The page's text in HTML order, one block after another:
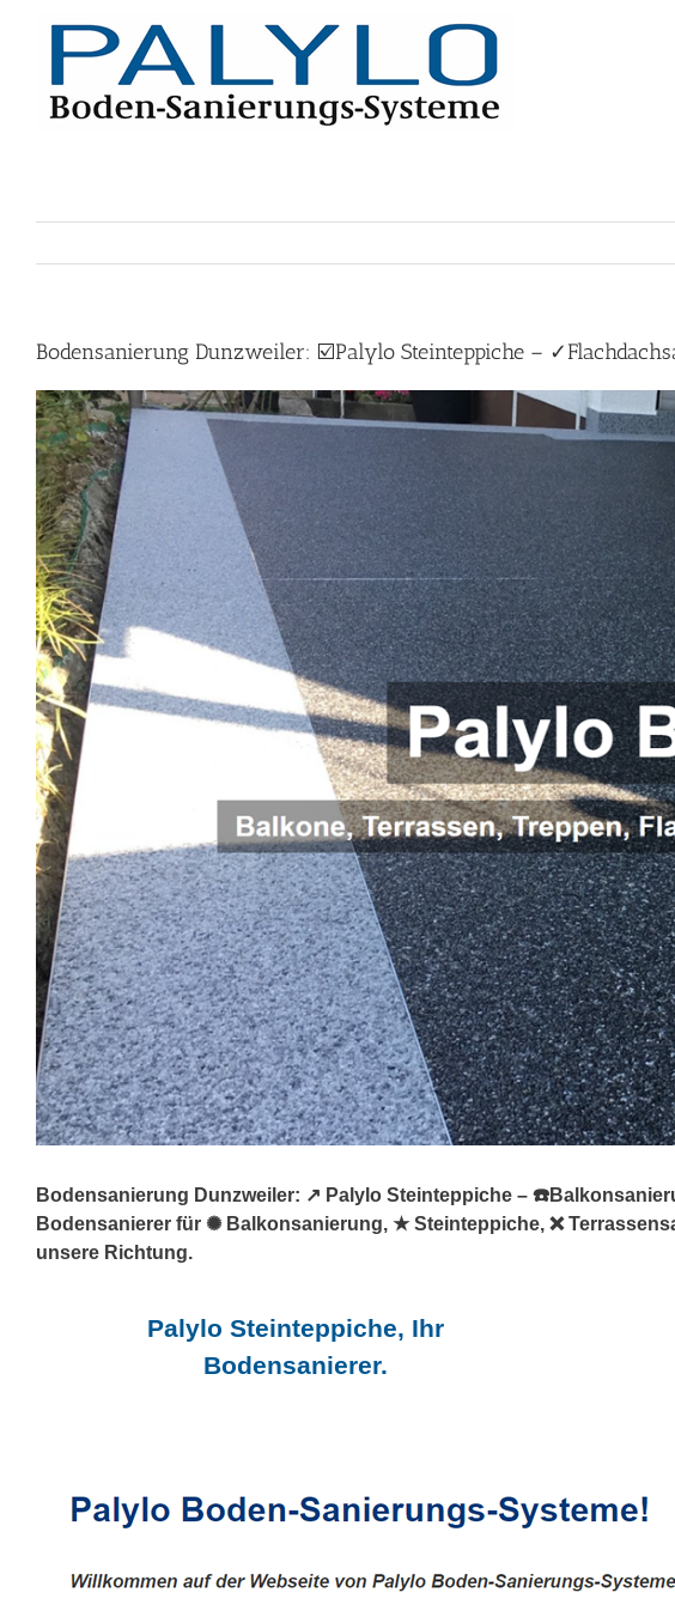
Bodensanierung Dunzweiler: ☑️Palylo Steinteppiche –
Bodensanierung Dunzweiler: ↗️ Palylo Steinteppiche –
Bodensanierer für ✺ Balkonsanierung, ★ Steinteppiche, ❌
unsere Richtung.
Palylo Steinteppiche, Ihr
Bodensanierer.